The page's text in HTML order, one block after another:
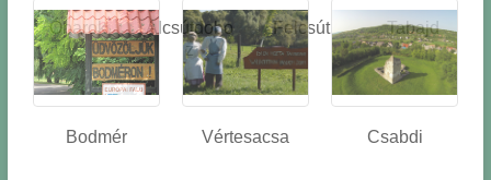
Óbarok
Alcsútdobo
z
Felcsút Tabajd
Bodmér Vértesacsa Csabdi